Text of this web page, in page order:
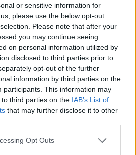
or sensitive information for
please use the below opt-out
Please note that after your
you may continue seeing
on personal information utilized by
disclosed to third parties prior to
opt-out of the further
information by third parties on the
participants. This information may
third parties on the IAB’s List of
that may further disclose it to other
Opt Outs
0 reacties
1
ervaringen